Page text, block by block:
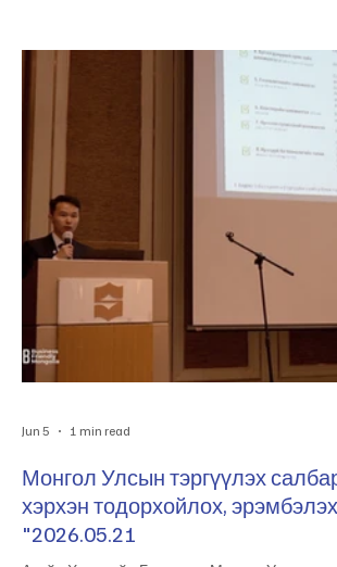
Монгол Улсын тэргүүлэх
хэрхэн тодорхойлох, эрэмбэлэх вэ
"2026.05.21
Jun 5 1 min read